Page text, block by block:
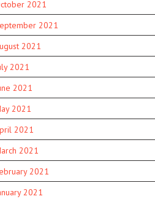
2021
2021
2021
2021
2021
2021
2021
2021
2021
2021